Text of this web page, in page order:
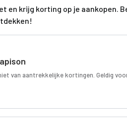
en krijg korting op je aankopen.
van aantrekkelijke kortingen. Geldig